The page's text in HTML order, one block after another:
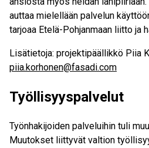
auttaa mielellään palvelun
tarjoaa Etelä-Pohjanmaan liitto ja
Lisätietoja: projektipäällikkö Piia
piia.korhonen@fasadi.com
Työllisyyspalvelut
Työnhakijoiden palveluihin tuli
Muutokset liittyvät valtion